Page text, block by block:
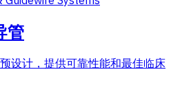
管
设计，提供可靠性能和最佳临床